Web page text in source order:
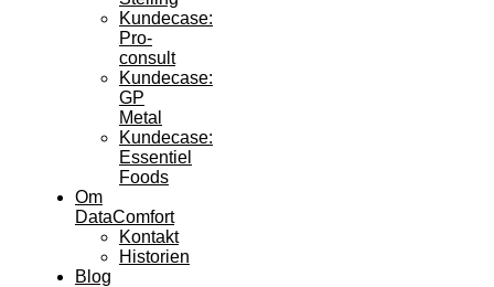
Kundecase:
Pro-
consult
Kundecase:
GP
Metal
Kundecase:
Essentiel
Foods
Om
DataComfort
Kontakt
Historien
Blog